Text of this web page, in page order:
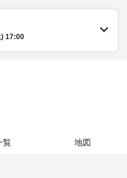
17:00
覧 地図